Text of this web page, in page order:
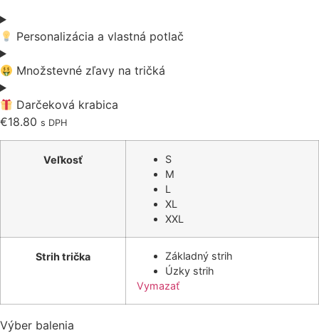
Personalizácia a vlastná potlač
Množstevné zľavy na tričká
Darčeková krabica
€18.80 s DPH
Veľkosť
S
M
L
XL
XXL
Strih trička
Základný strih
Úzky strih
Vymazať
Výber balenia